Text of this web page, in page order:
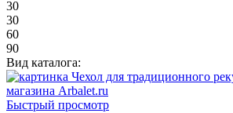
30
30
60
90
Вид каталога:
Быстрый просмотр